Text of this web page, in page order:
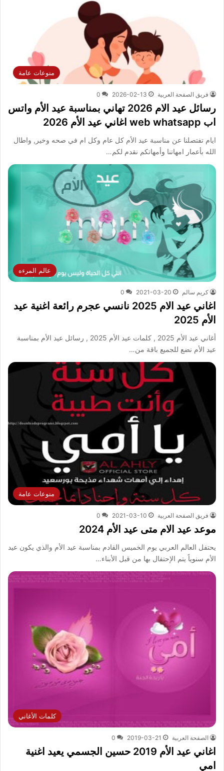
منوعات عامة
فريق الصفحة العربية 2026-02-13
0
رسائل عيد الام 2026 تهاني بمناسبة عيد الأم واتس
اب web whatsapp اغاني عيد الأم 2026
ايام تفتصلنا عن مناسبة عيد الأم كل عام وكل ام في صحه وخير, واطال
الله بأعمار امهاتنا وأمهاتكم نقدم لكم…
عالم المرءه
كريم سالم 2021-03-20
0
اغاني عيد الام 2025 نانسي عجرم رائعة اغنية عيد
الأم 2025
أغاني عيد الأم 2025 , كلمات عيد الأم 2025 , رسائل عيد الأم بمناسبة
عيد الأم نضع للجميع باقة من…
منوعات عامة
فريق الصفحة العربية 2021-03-10
0
موعد عيد الام متى عيد الأم 2024
يحتفل العالم العربي يوم الخميس القادم بمناسبة عيد الأم والذي يكون عيد
الأم سنوياً يتم الإحتفال بها من قبل الأبناء…
كلمات الأغاني
الصفحة العربية 2019-03-21
0
اغاني عيد الأم 2019 حسين الجسمي يعيد اغنية
امي